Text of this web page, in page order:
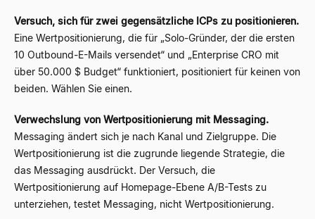
Versuch, sich für zwei gegensätzliche ICPs zu positionieren.
Eine Wertpositionierung, die für „Solo-Gründer, der die ersten
10 Outbound-E-Mails versendet“ und „Enterprise CRO mit
über 50.000 $ Budget“ funktioniert, positioniert für keinen von
beiden. Wählen Sie einen.
Verwechslung von Wertpositionierung mit Messaging.
Messaging ändert sich je nach Kanal und Zielgruppe. Die
Wertpositionierung ist die zugrunde liegende Strategie, die
das Messaging ausdrückt. Der Versuch, die
Wertpositionierung auf Homepage-Ebene A/B-Tests zu
unterziehen, testet Messaging, nicht Wertpositionierung.